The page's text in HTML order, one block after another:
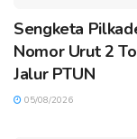
Sengketa
Nomor Urut 2
Jalur PTUN
05/08/2026